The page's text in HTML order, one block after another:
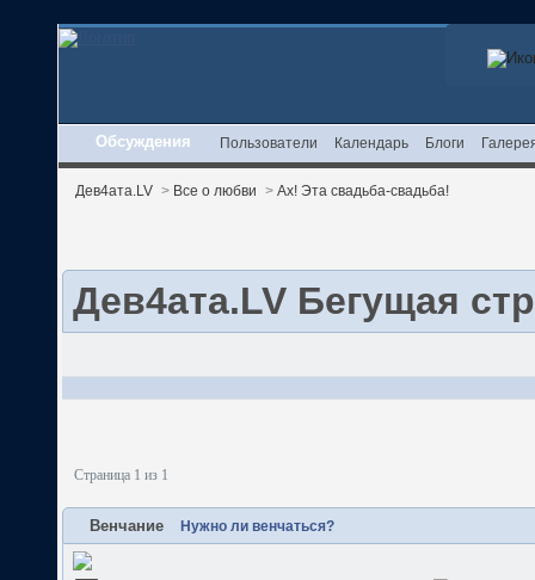
Обсуждения Пользователи Календарь Блоги
Дев4ата.LV > Все о любви > Ах! Эта свадьба-свадьба!
Дев4ата.LV Бегущая
Страница 1 из 1
Венчание Нужно ли венчаться?